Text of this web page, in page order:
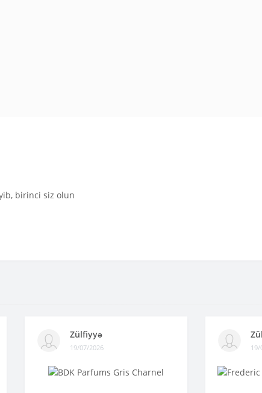
birinci siz olun
Zülfiyyə
19/07/2026 19/